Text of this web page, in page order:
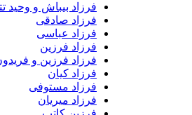
فرزاد بیباش و وحید تتورا
فرزاد صادقی
فرزاد عباسی
فرزاد فرزین
فرزاد فرزین و فریدون آسرایی
فرزاد کیان
فرزاد مستوفی
فرزاد میریان